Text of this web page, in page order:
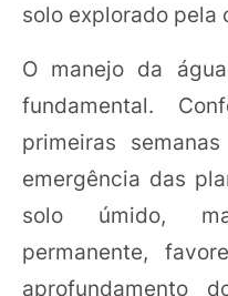
solo explorado pela
O manejo da
fundamental.
primeiras
emergência das
solo úmido,
permanente,
aprofundamento